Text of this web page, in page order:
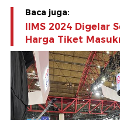
Baca juga:
IIMS 2024 Digelar
Harga Tiket